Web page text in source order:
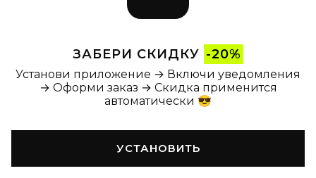
ЗАБЕРИ СКИДКУ -20%
Установи приложение → Включи уведомления
→ Оформи заказ → Скидка применится
автоматически 😎
УСТАНОВИТЬ
Главная Каталог Корзина Новости Профиль